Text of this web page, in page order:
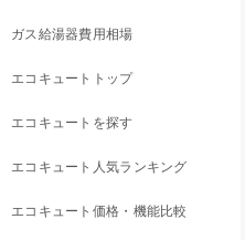
ガス給湯器費用相場
エコキュートトップ
エコキュートを探す
エコキュート人気ランキング
エコキュート価格・機能比較